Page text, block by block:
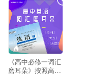
--
《高中必修一词汇
磨耳朵》按照高中